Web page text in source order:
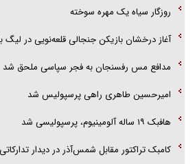
روزگار سیاه یک مهره سوخته
آغاز درخشان بازیکن جنجالی قلعه‌نویی در لیگ
مدافع مس رفسنجان به فجر سپاسی ملحق شد
امیرحسین طاهری راهی پرسپولیس شد
هافبک ۱۹ ساله آلومینیوم، پرسپولیسی شد
کامبک تراکتور مقابل شمس‌آذر در دیدار تدارکاتی